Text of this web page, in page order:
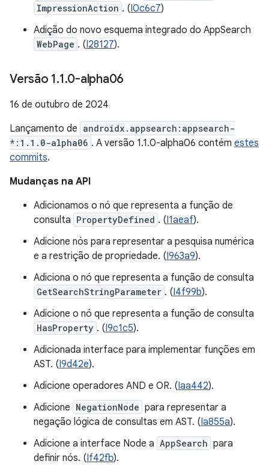
ImpressionAction . (I0c6c7)
Adição do novo esquema integrado do AppSearch
WebPage . (I28127).
Versão 1.1.0-alpha06
16 de outubro de 2024
Lançamento de androidx.appsearch:appsearch-
*:1.1.0-alpha06 . A versão 1.1.0-alpha06 contém estes
commits.
Mudanças na API
Adicionamos o nó que representa a função de
consulta PropertyDefined . (I1aeaf).
Adicione nós para representar a pesquisa numérica
e a restrição de propriedade. (I963a9).
Adiciona o nó que representa a função de consulta
GetSearchStringParameter . (I4f99b).
Adicione o nó que representa a função de consulta
HasProperty . (I9c1c5).
Adicionada interface para implementar funções em
AST. (I9d42e).
Adicione operadores AND e OR. (Iaa442).
Adicione NegationNode para representar a
negação lógica de consultas em AST. (Ia855a).
Adicione a interface Node a AppSearch para
definir nós. (If42fb).